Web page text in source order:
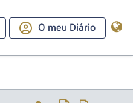
O meu Diário